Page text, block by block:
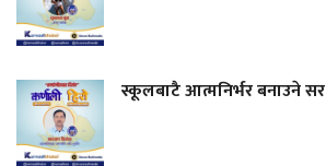
स्कूलबाटै आत्मनिर्भर बनाउने सर